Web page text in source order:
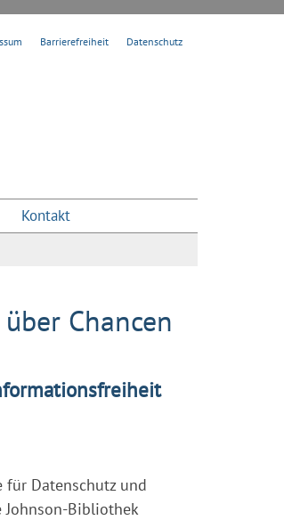
Barrierefreiheit Datenschutz
Kontakt
Chancen
für Datenschutz und
Bibliothek